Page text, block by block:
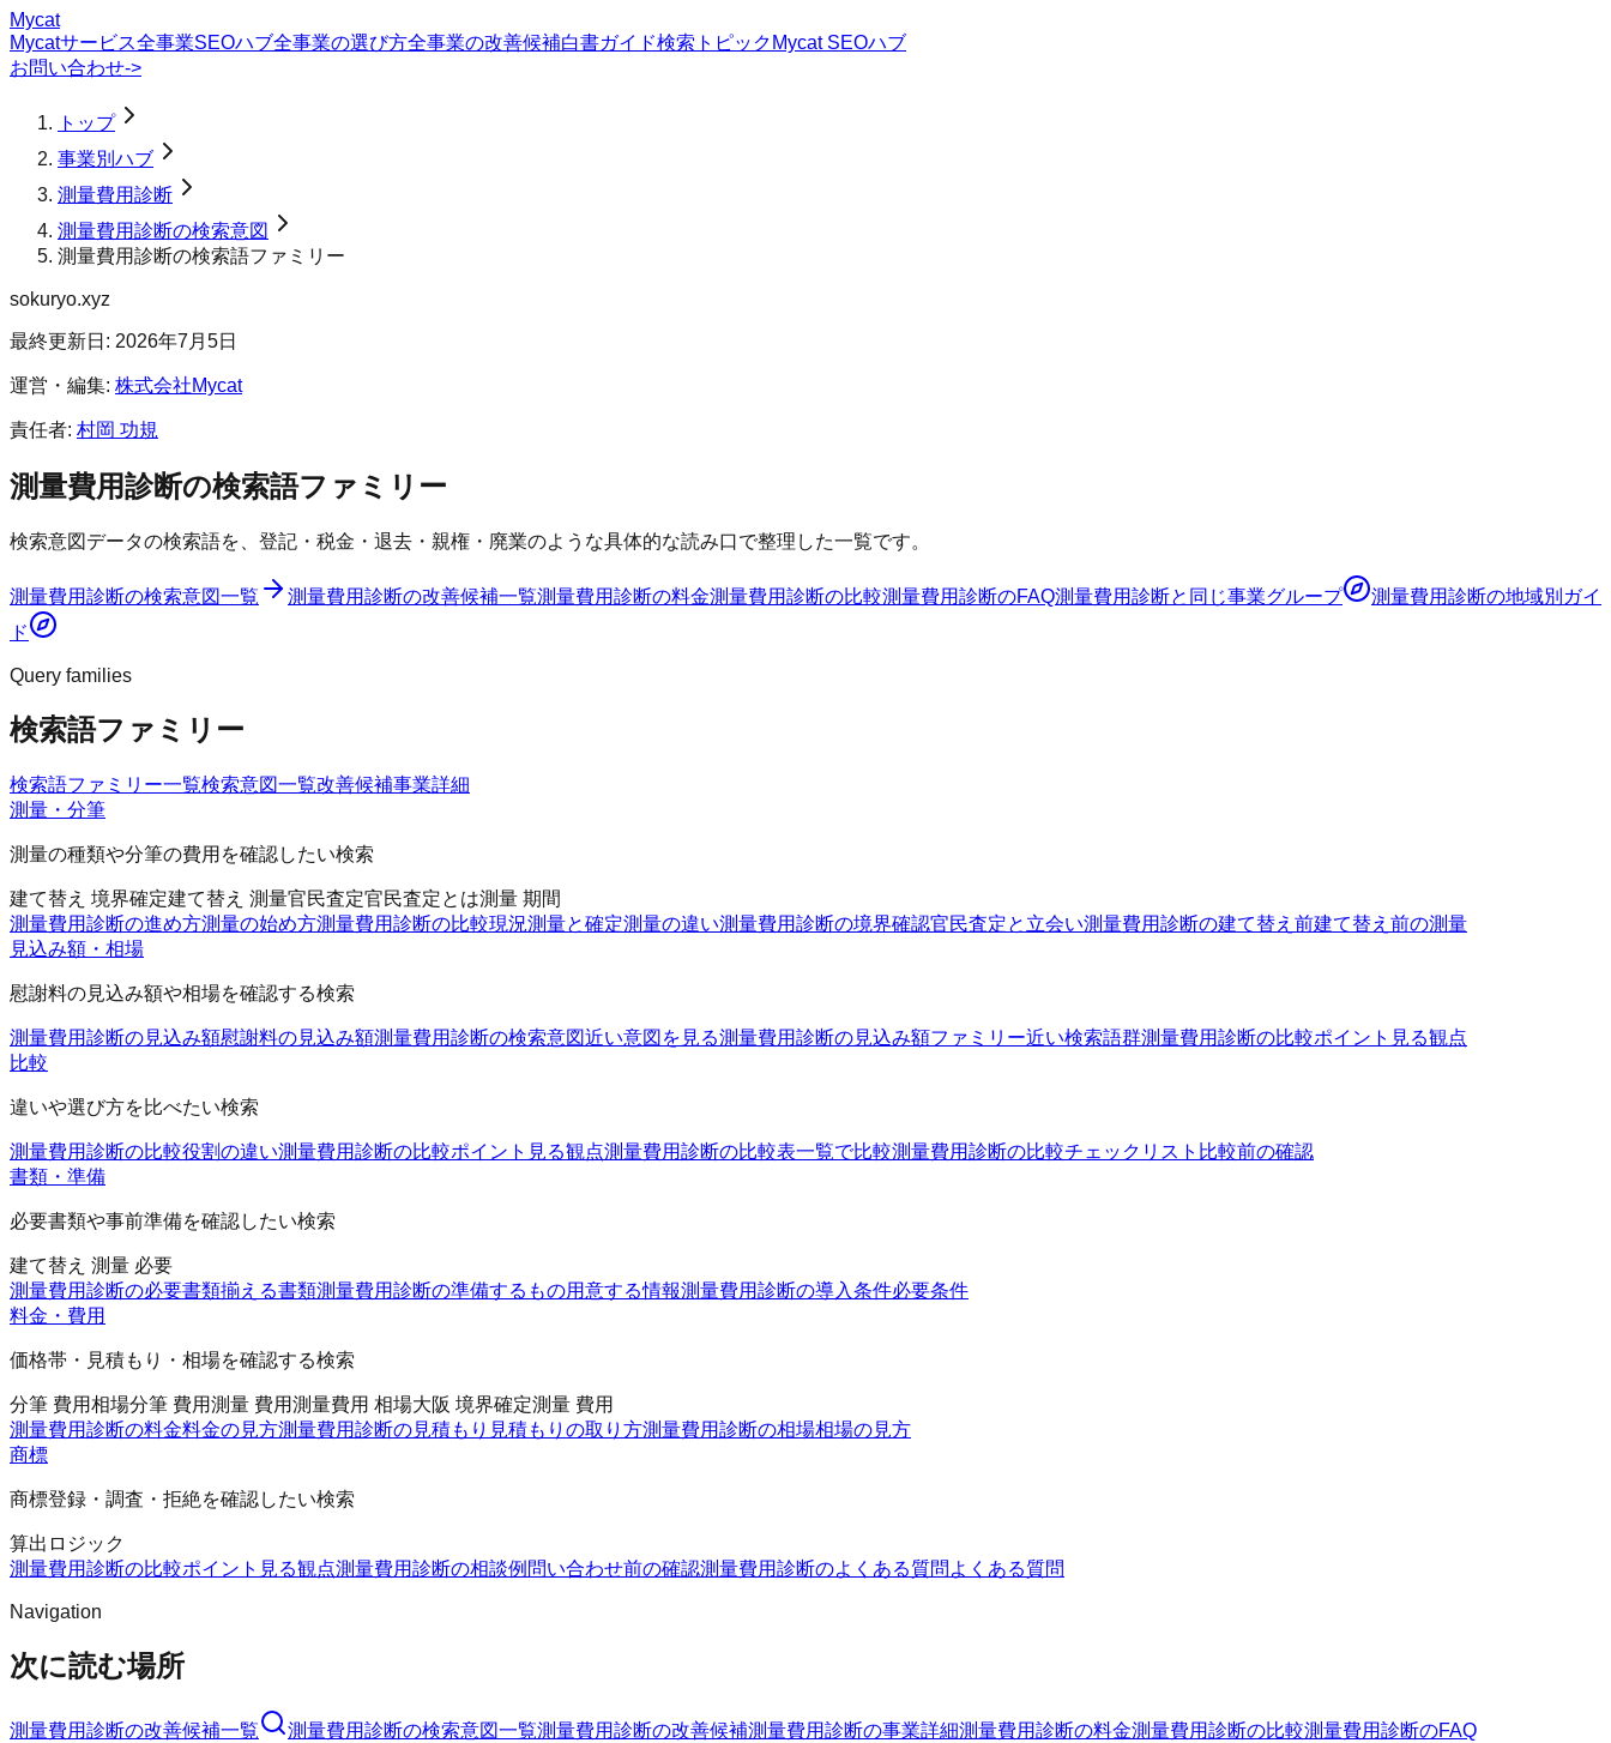
Mycat
Mycatサービス全事業SEOハブ全事業の選び方全事業の改善候補白書ガイド検索トピック Mycat SEOハブ
お問い合わせ->
トップ
事業別ハブ
測量費用診断
測量費用診断の検索意図
測量費用診断の検索語ファミリー
sokuryo.xyz
最終更新日: 2026年7月5日
運営・編集: 株式会社Mycat
責任者: 村岡 功規
測量費用診断の検索語ファミリー
検索意図データの検索語を、登記・税金・退去・親権・廃業のような具体的な読み口で整理した一覧です。
測量費用診断の検索意図一覧 測量費用診断の改善候補一覧測量費用診断の料金測量費用診断の比較測量費用診断のFAQ測量費用診断と同じ事業グループ 測量費用診断の地域別ガイ
ド
Query families
検索語ファミリー
検索語ファミリー一覧検索意図一覧改善候補事業詳細
測量・分筆
測量の種類や分筆の費用を確認したい検索
建て替え 境界確定建て替え 測量官民査定官民査定とは測量 期間
測量費用診断の進め方測量の始め方測量費用診断の比較現況測量と確定測量の違い測量費用診断の境界確認官民査定と立会い測量費用診断の建て替え前建て替え前の測量
見込み額・相場
慰謝料の見込み額や相場を確認する検索
測量費用診断の見込み額慰謝料の見込み額測量費用診断の検索意図近い意図を見る測量費用診断の見込み額ファミリー近い検索語群測量費用診断の比較ポイント 見る観点
比較
違いや選び方を比べたい検索
測量費用診断の比較役割の違い測量費用診断の比較ポイント 見る観点測量費用診断の比較表一覧で比較測量費用診断の比較チェックリスト 比較前の確認
書類・準備
必要書類や事前準備を確認したい検索
建て替え 測量 必要
測量費用診断の必要書類揃える書類測量費用診断の準備するもの用意する情報測量費用診断の導入条件必要条件
料金・費用
価格帯・見積もり・相場を確認する検索
分筆 費用相場分筆 費用測量 費用測量費用 相場大阪 境界確定測量 費用
測量費用診断の料金料金の見方測量費用診断の見積もり 見積もりの取り方測量費用診断の相場相場の見方
商標
商標登録・調査・拒絶を確認したい検索
算出ロジック
測量費用診断の比較ポイント 見る観点測量費用診断の相談例 問い合わせ前の確認測量費用診断のよくある質問 よくある質問
Navigation
次に読む場所
測量費用診断の改善候補一覧 測量費用診断の検索意図一覧測量費用診断の改善候補測量費用診断の事業詳細測量費用診断の料金測量費用診断の比較測量費用診断のFAQ